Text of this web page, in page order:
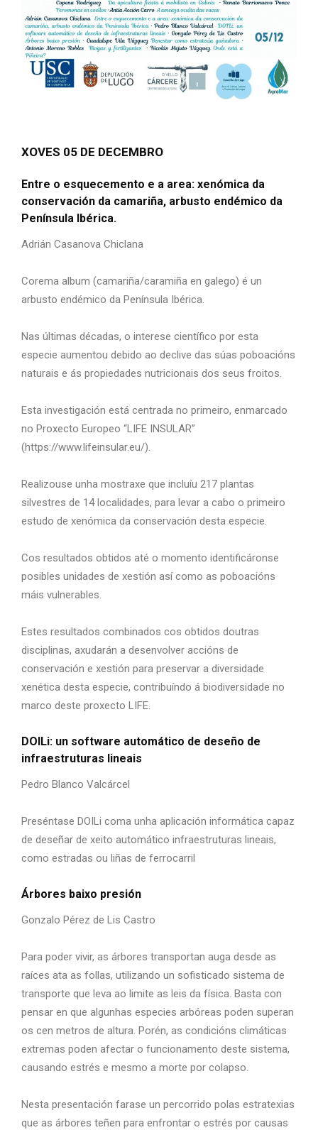
XOVES 05 DE DECEMBRO
Entre o esquecemento e a area: xenómica da
conservación da camariña, arbusto endémico da
Península Ibérica.
Adrián Casanova Chiclana
Corema album (camariña/caramiña en galego) é un
arbusto endémico da Península Ibérica.
Nas últimas décadas, o interese científico por esta
especie aumentou debido ao declive das súas poboacións
naturais e ás propiedades nutricionais dos seus froitos.
Esta investigación está centrada no primeiro, enmarcado
no Proxecto Europeo “LIFE INSULAR”
(https://www.lifeinsular.eu/).
Realizouse unha mostraxe que incluíu 217 plantas
silvestres de 14 localidades, para levar a cabo o primeiro
estudo de xenómica da conservación desta especie.
Cos resultados obtidos até o momento identificáronse
posibles unidades de xestión así como as poboacións
máis vulnerables.
Estes resultados combinados cos obtidos doutras
disciplinas, axudarán a desenvolver accións de
conservación e xestión para preservar a diversidade
xenética desta especie, contribuíndo á biodiversidade no
marco deste proxecto LIFE.
DOILi: un software automático de deseño de
infraestruturas lineais
Pedro Blanco Valcárcel
Preséntase DOILi coma unha aplicación informática capaz
de deseñar de xeito automático infraestruturas lineais,
como estradas ou liñas de ferrocarril
Árbores baixo presión
Gonzalo Pérez de Lis Castro
Para poder vivir, as árbores transportan auga desde as
raíces ata as follas, utilizando un sofisticado sistema de
transporte que leva ao limite as leis da física. Basta con
pensar en que algunhas especies arbóreas poden superan
os cen metros de altura. Porén, as condicións climáticas
extremas poden afectar o funcionamento deste sistema,
causando estrés e mesmo a morte por colapso.
Nesta presentación farase un percorrido polas estratexias
que as árbores teñen para enfrontar o estrés por causas